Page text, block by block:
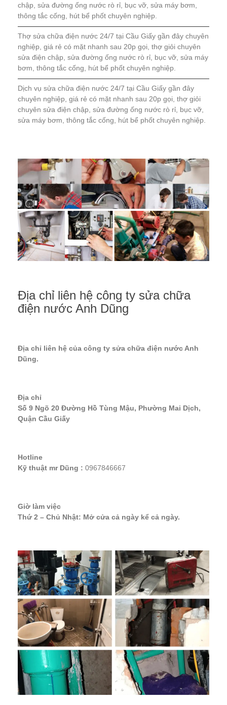
chập, sửa đường ống nước rò rỉ, bục vỡ, sửa máy bơm,
thông tắc cống, hút bể phốt chuyên nghiệp.
Thợ sửa chữa điện nước 24/7 tại Cầu Giấy gần đây chuyên
nghiệp, giá rẻ có mặt nhanh sau 20p gọi, thợ giỏi chuyên
sửa điện chập, sửa đường ống nước rò rỉ, bục vỡ, sửa máy
bơm, thông tắc cống, hút bể phốt chuyên nghiệp.
Dịch vụ sửa chữa điện nước 24/7 tại Cầu Giấy gần đây
chuyên nghiệp, giá rẻ có mặt nhanh sau 20p gọi, thợ giỏi
chuyên sửa điện chập, sửa đường ống nước rò rỉ, bục vỡ,
sửa máy bơm, thông tắc cống, hút bể phốt chuyên nghiệp.
Địa chỉ liên hệ công ty sửa chữa
điện nước Anh Dũng
Địa chỉ liên hệ của công ty sửa chữa điện nước Anh
Dũng.
Địa chỉ
Số 9 Ngõ 20 Đường Hồ Tùng Mậu, Phường Mai Dịch,
Quận Cầu Giấy
Hotline
Kỹ thuật mr Dũng : 0967846667
Giờ làm việc
Thứ 2 – Chủ Nhật: Mở cửa cả ngày kể cả ngày.